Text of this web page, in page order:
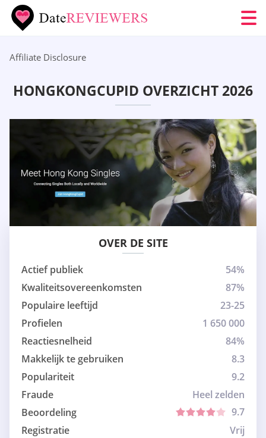
Affiliate Disclosure
HONGKONGCUPID OVERZICHT 2026
OVER DE SITE
Actief publiek
54%
Kwaliteitsovereenkomsten
87%
Populaire leeftijd
23-25
Profielen
1 650 000
Reactiesnelheid
84%
Makkelijk te gebruiken
8.3
Populariteit
9.2
Fraude
Heel zelden
Beoordeling
9.7
Registratie
Vrij